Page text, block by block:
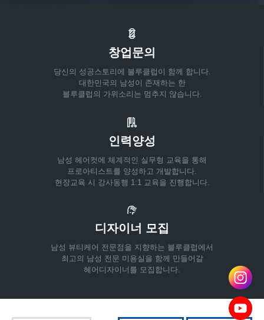
창업문의
당신의 성공스토리에 블루클럽이 함께 합니다.
대한민국의 남성이 존재하는 한
블루클럽의 가위소리는 멈추지 않습니다.
인력양성
남성 헤어컷에 체계적인 실무형 교육을 통해
프로아티스트를 양성하고 개발합니다.
현장교육 시 강사동행 1:1 교육을 진행합니다.
디자이너 모집
남성 뷰티케어 전문점을 지향하는 블루클럽에서
최고의 남성 전문 미용실을 함께 만들어갈
헤어디자이너를 모집합니다.